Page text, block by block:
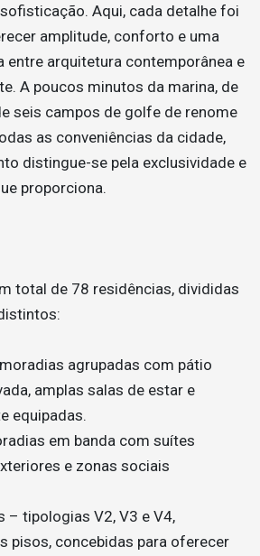
Aqui, cada detalhe foi
amplitude, conforto e uma
entre arquitetura contemporânea e
A poucos minutos da marina, de
seis campos de golfe de renome
as conveniências da cidade,
distingue-se pela exclusividade e
proporciona.
total de 78 residências, divididas
agrupadas com pátio
amplas salas de estar e
equipadas.
em banda com suítes
e zonas sociais
– tipologias V2, V3 e V4,
pisos, concebidas para oferecer